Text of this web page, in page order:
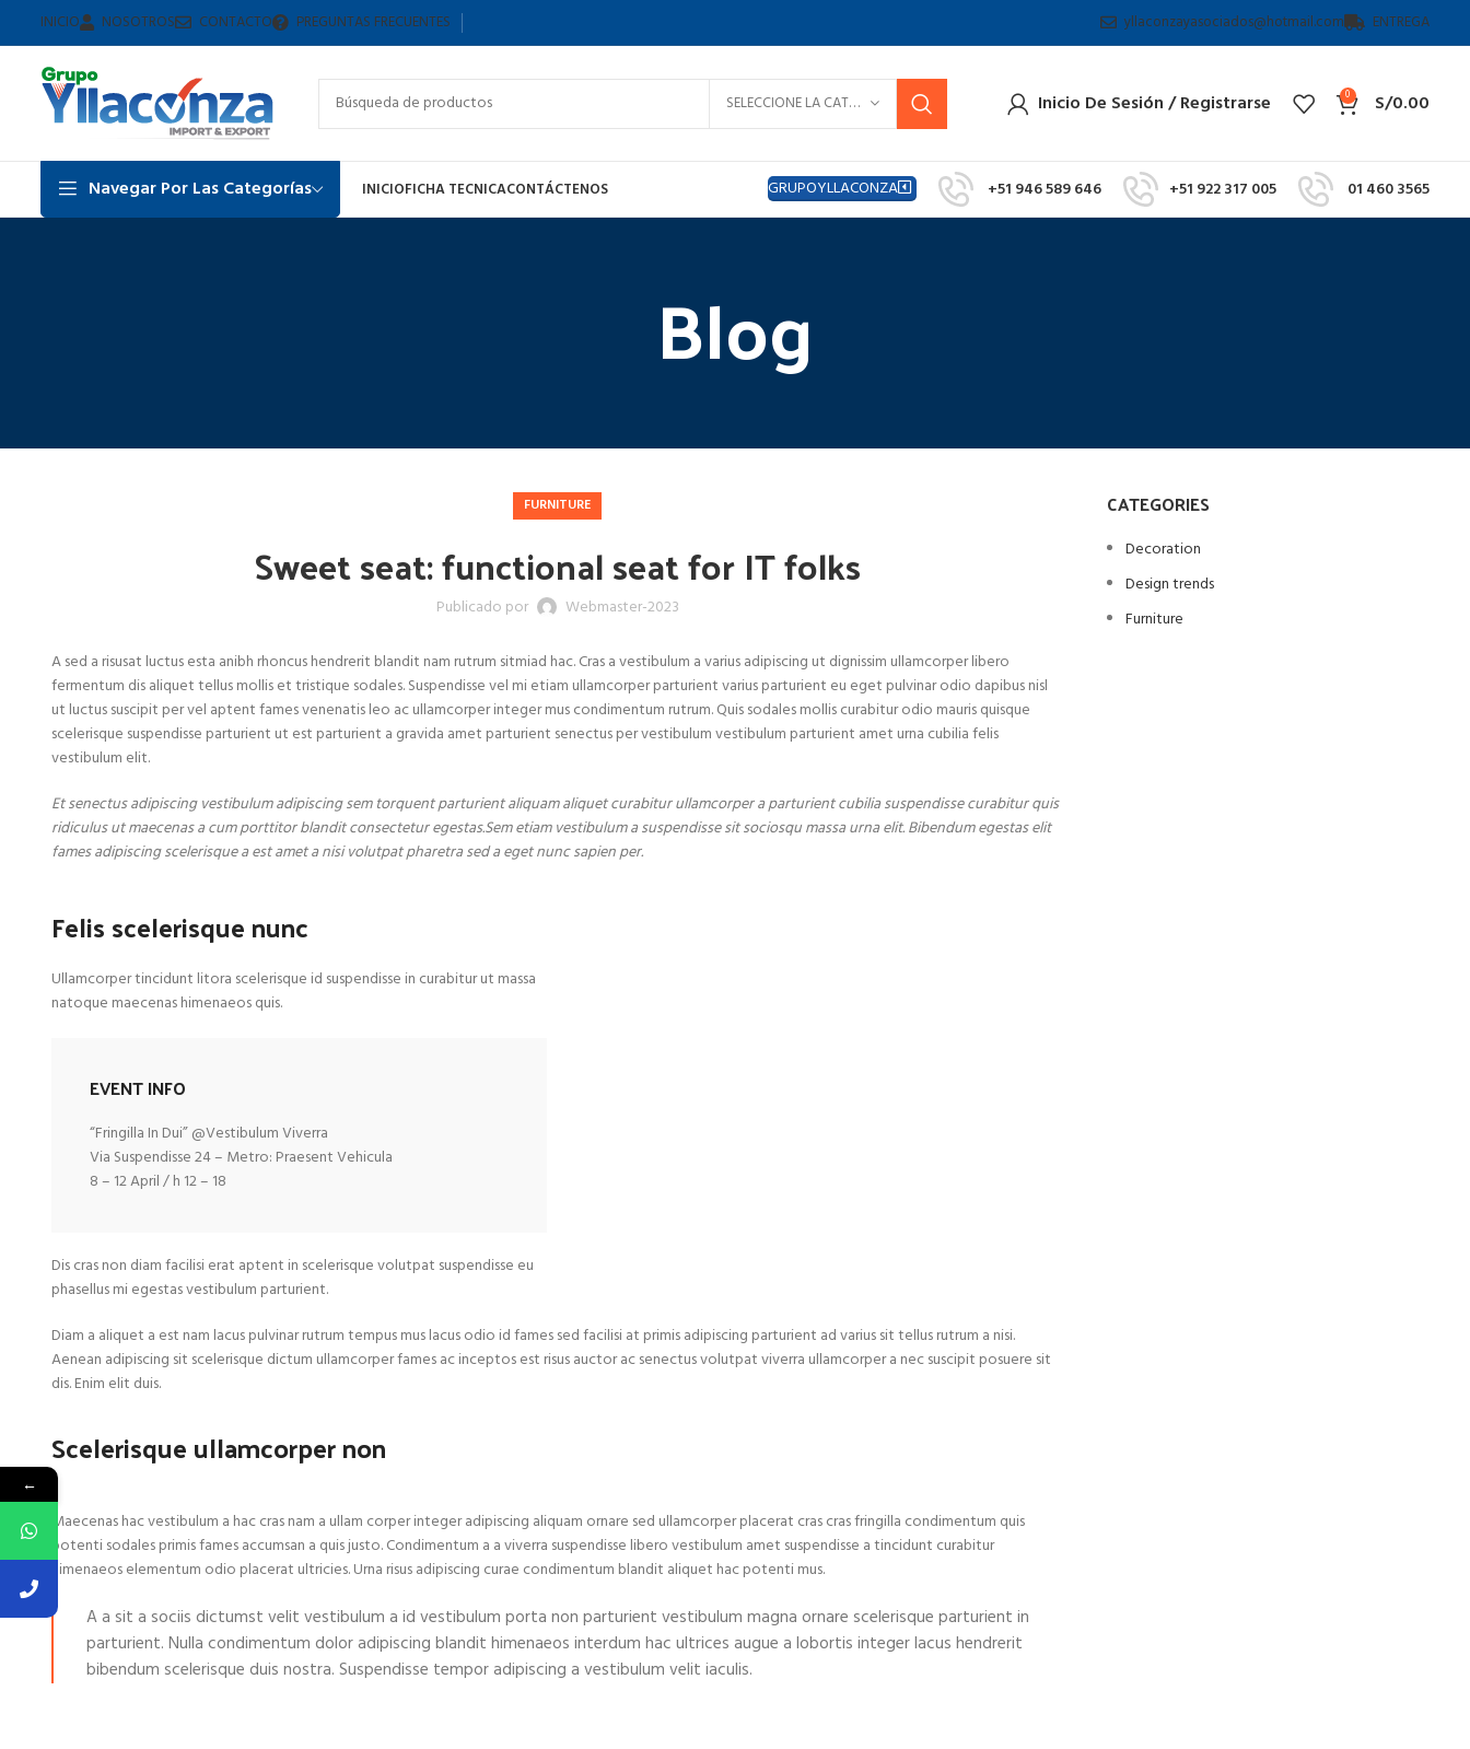
INICIO NOSOTROS CONTACTO PREGUNTAS FRECUENTES yllaconzayasociados@hotmail.com ENTREGA
SELECCIONE LA CATEGORÍA Inicio De Sesión / Registrarse 0 S/0.00
Navegar Por Las Categorías INICIOFICHA TECNICACONTÁCTENOS GRUPOYLLACONZA +51 946 589 646 +51 922 317 005 01 460 3565
Blog
FURNITURE
Sweet seat: functional seat for IT folks
Publicado por Webmaster-2023
A sed a risusat luctus esta anibh rhoncus hendrerit blandit nam rutrum sitmiad hac. Cras a vestibulum a varius adipiscing ut dignissim ullamcorper libero
fermentum dis aliquet tellus mollis et tristique sodales. Suspendisse vel mi etiam ullamcorper parturient varius parturient eu eget pulvinar odio dapibus nisl
ut luctus suscipit per vel aptent fames venenatis leo ac ullamcorper integer mus condimentum rutrum. Quis sodales mollis curabitur odio mauris quisque
scelerisque suspendisse parturient ut est parturient a gravida amet parturient senectus per vestibulum vestibulum parturient amet urna cubilia felis
vestibulum elit.
Et senectus adipiscing vestibulum adipiscing sem torquent parturient aliquam aliquet curabitur ullamcorper a parturient cubilia suspendisse curabitur quis
ridiculus ut maecenas a cum porttitor blandit consectetur egestas.Sem etiam vestibulum a suspendisse sit sociosqu massa urna elit. Bibendum egestas elit
fames adipiscing scelerisque a est amet a nisi volutpat pharetra sed a eget nunc sapien per.
Felis scelerisque nunc
Ullamcorper tincidunt litora scelerisque id suspendisse in curabitur ut massa
natoque maecenas himenaeos quis.
EVENT INFO
“Fringilla In Dui” @Vestibulum Viverra
Via Suspendisse 24 – Metro: Praesent Vehicula
8 – 12 April / h 12 – 18
Dis cras non diam facilisi erat aptent in scelerisque volutpat suspendisse eu
phasellus mi egestas vestibulum parturient.
Diam a aliquet a est nam lacus pulvinar rutrum tempus mus lacus odio id fames sed facilisi at primis adipiscing parturient ad varius sit tellus rutrum a nisi.
Aenean adipiscing sit scelerisque dictum ullamcorper fames ac inceptos est risus auctor ac senectus volutpat viverra ullamcorper a nec suscipit posuere sit
dis. Enim elit duis.
Scelerisque ullamcorper non
Maecenas hac vestibulum a hac cras nam a ullam corper integer adipiscing aliquam ornare sed ullamcorper placerat cras cras fringilla condimentum quis
potenti sodales primis fames accumsan a quis justo. Condimentum a a viverra suspendisse libero vestibulum amet suspendisse a tincidunt curabitur
himenaeos elementum odio placerat ultricies. Urna risus adipiscing curae condimentum blandit aliquet hac potenti mus.
A a sit a sociis dictumst velit vestibulum a id vestibulum porta non parturient vestibulum magna ornare scelerisque parturient in
parturient. Nulla condimentum dolor adipiscing blandit himenaeos interdum hac ultrices augue a lobortis integer lacus hendrerit
bibendum scelerisque duis nostra. Suspendisse tempor adipiscing a vestibulum velit iaculis.
CATEGORIES
Decoration
Design trends
Furniture
←